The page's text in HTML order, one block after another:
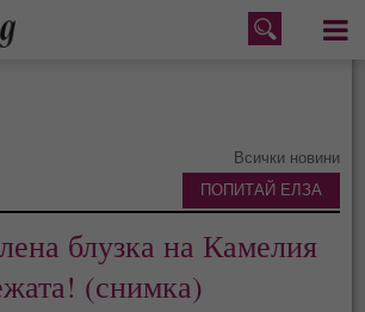
Меню
Всички новини
блузка на Камелия
(снимка)
ПОПИТАЙ ЕЛЗА